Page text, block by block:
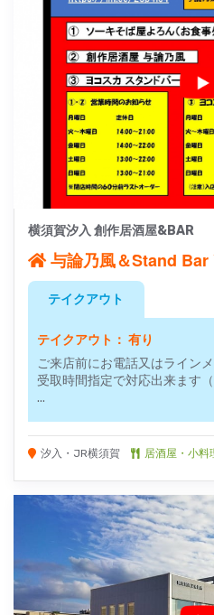
横須賀汐入 創作居酒屋&BAR
与論乃風＆Stand Bar
テイクアウト
テイクアウト： 有り
ご来店前にお電話又はライン
受取時間指定で対応出来ます
...
汐入・JR横須賀 居酒屋・小料